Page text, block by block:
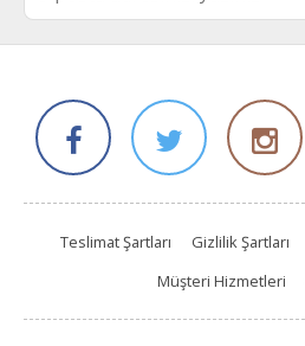
Teslimat Şartları Gizlilik Şartları
Müşteri Hizmetleri